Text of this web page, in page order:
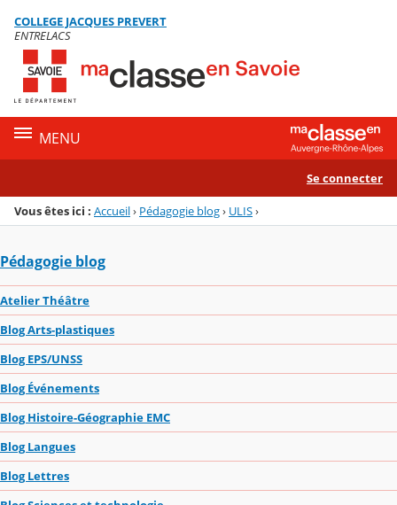
Menu de la rubrique
Contenu
COLLEGE JACQUES PREVERT
ENTRELACS
MENU
Se connecter
Vous êtes ici : Accueil› Pédagogie blog› ULIS›
Pédagogie blog
Atelier Théâtre
Blog Arts-plastiques
Blog EPS/UNSS
Blog Événements
Blog Histoire-Géographie EMC
Blog Langues
Blog Lettres